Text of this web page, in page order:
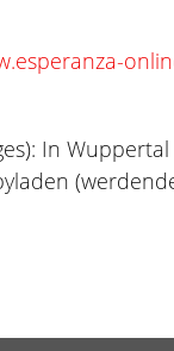
In